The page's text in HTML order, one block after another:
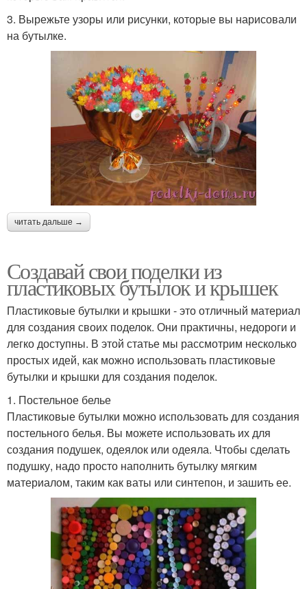
3. Вырежьте узоры или рисунки, которые вы нарисовали
на бутылке.
читать дальше →
Создавай свои поделки из
пластиковых бутылок и крышек
Пластиковые бутылки и крышки - это отличный материал
для создания своих поделок. Они практичны, недороги и
легко доступны. В этой статье мы рассмотрим несколько
простых идей, как можно использовать пластиковые
бутылки и крышки для создания поделок.
1. Постельное белье
Пластиковые бутылки можно использовать для создания
постельного белья. Вы можете использовать их для
создания подушек, одеялок или одеяла. Чтобы сделать
подушку, надо просто наполнить бутылку мягким
материалом, таким как ваты или синтепон, и зашить ее.